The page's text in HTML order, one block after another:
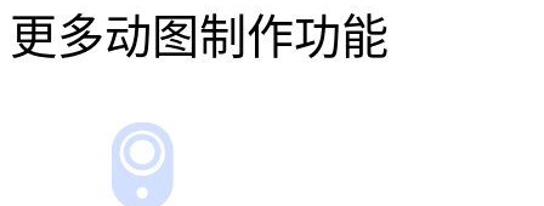
在线录屏